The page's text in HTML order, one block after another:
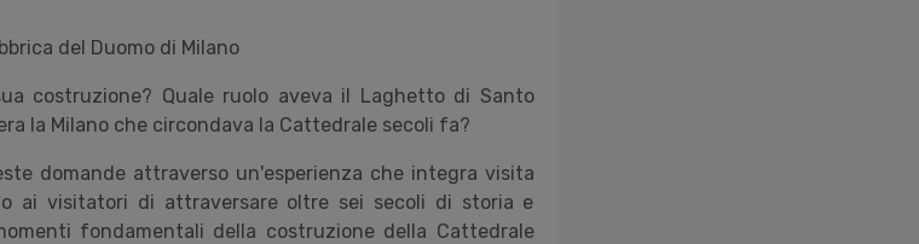
del Duomo di Milano
costruzione? Quale ruolo aveva il Laghetto di Santo
la Milano che circondava la Cattedrale secoli fa?
domande attraverso un'esperienza che integra visita
ai visitatori di attraversare oltre sei secoli di storia e
fondamentali della costruzione della Cattedrale